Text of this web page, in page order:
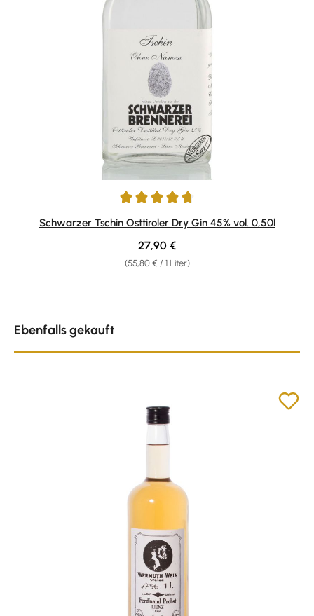
Durchschnittliche Bewertung von 4.86 von 5 Sternen
Schwarzer Tschin Osttiroler Dry Gin 45% vol. 0,50l
(55,80 € / 1 Liter)
Regulärer Preis:
27,90 €
Ebenfalls gekauft